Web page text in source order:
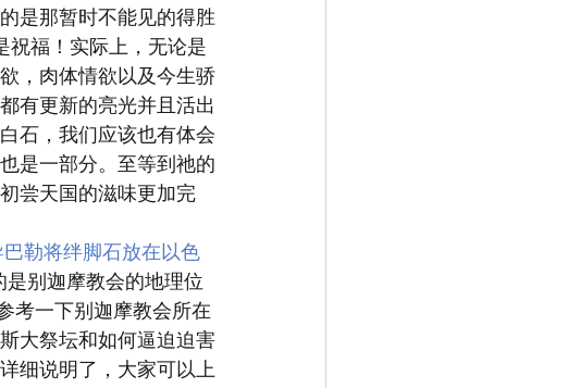
是那暂时不能见的得胜
祝福！实际上，无论是
，肉体情欲以及今生骄
有更新的亮光并且活出
石，我们应该也有体会
是一部分。至等到祂的
尝天国的滋味更加完
勒将绊脚石放在以色
是别迦摩教会的地理位
考一下别迦摩教会所在
大祭坛和如何逼迫迫害
细说明了，大家可以上